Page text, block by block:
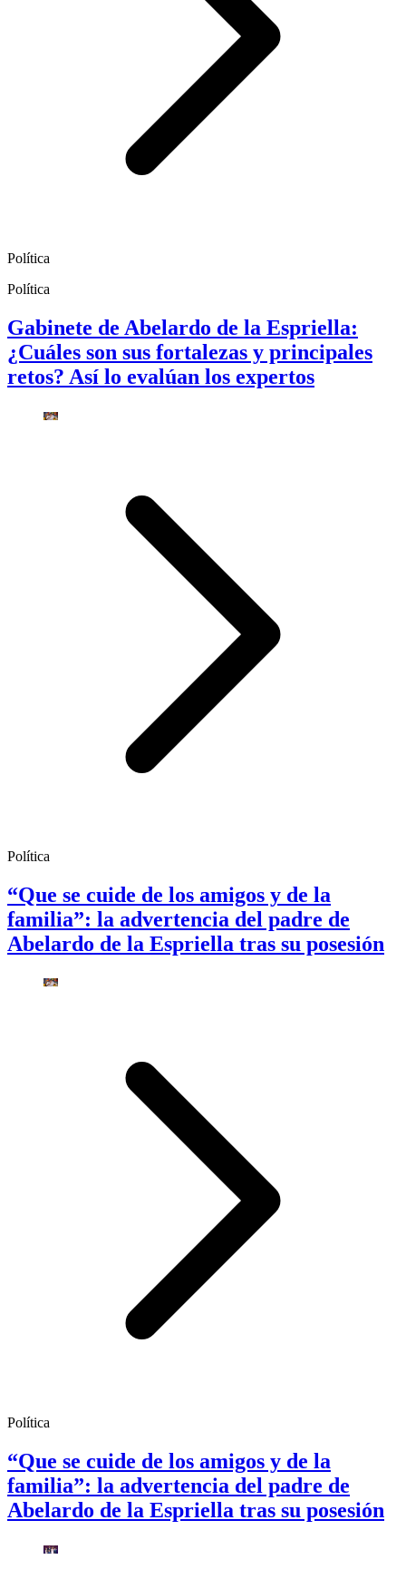
Política
Política
Gabinete de Abelardo de la Espriella:
¿Cuáles son sus fortalezas y principales
retos? Así lo evalúan los expertos
Política
“Que se cuide de los amigos y de la
familia”: la advertencia del padre de
Abelardo de la Espriella tras su posesión
Política
“Que se cuide de los amigos y de la
familia”: la advertencia del padre de
Abelardo de la Espriella tras su posesión